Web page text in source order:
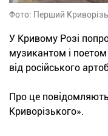
Фото: Перший
У Кривому Розі
музикантом і
від російського
Про це
Криворізького».